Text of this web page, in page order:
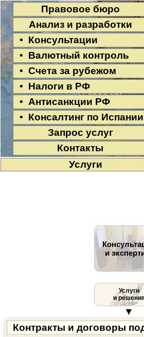
Правовое бюро
Анализ и разработки
• Консультации
• Валютный контроль
• Счета за рубежом
• Налоги в РФ
• Антисанкции РФ
• Консалтинг по Испании
Запрос услуг
Контакты
Услуги
и
Услуги
и
▼
Контракты и договоры